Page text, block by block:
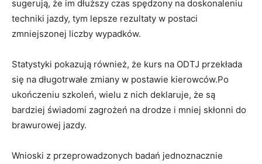
sugerują, że im dłuższy czas spędzony na doskonaleniu
techniki jazdy, tym lepsze rezultaty w postaci
zmniejszonej liczby wypadków.
Statystyki pokazują również, że kurs na ODTJ przekłada
się na długotrwałe zmiany w postawie kierowców.Po
ukończeniu szkoleń, wielu z nich deklaruje, że są
bardziej świadomi zagrożeń na drodze i mniej skłonni do
brawurowej jazdy.
Wnioski z przeprowadzonych badań jednoznacznie